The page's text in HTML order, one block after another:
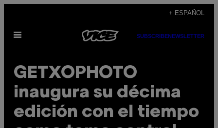
contenido
+ ESPAÑOL
Abrir
SUBSCRIBENEWSLETTER
GETXOPHOTO
inaugura su décima
edición con el tiempo